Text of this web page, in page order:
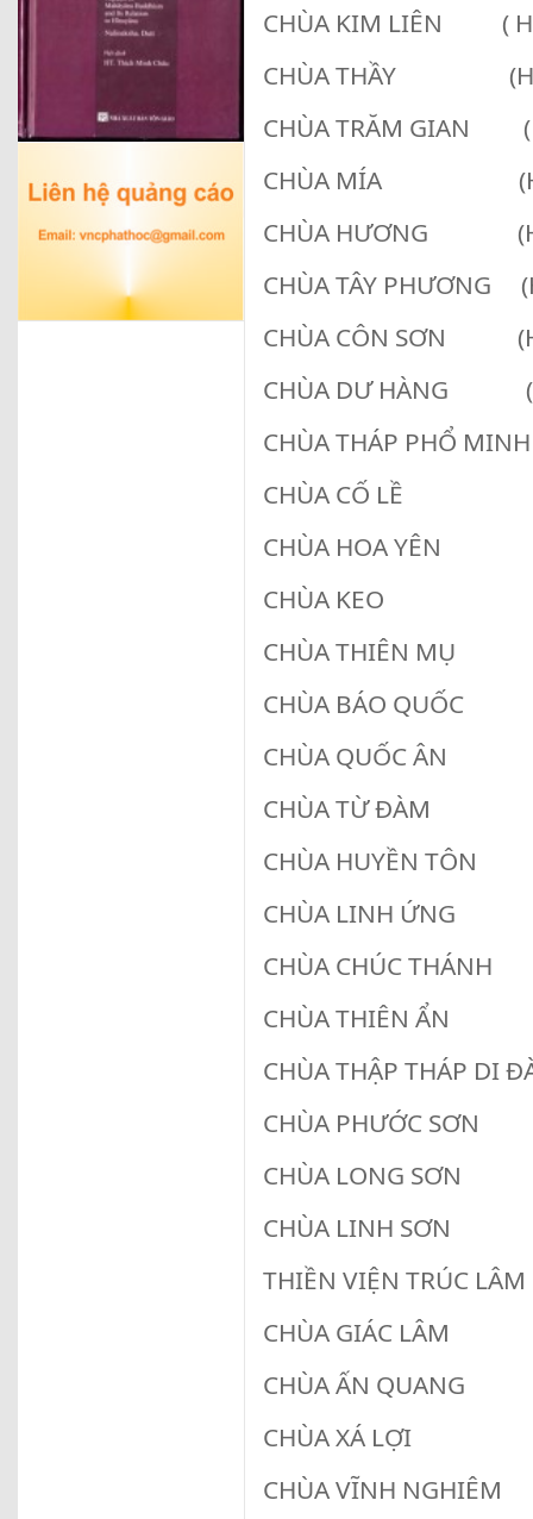
CHÙA KIM LIÊN (
CHÙA THẦY (HÀ
CHÙA TRĂM GIAN
CHÙA MÍA (HÀ
CHÙA HƯƠNG
CHÙA TÂY PHƯƠNG
CHÙA CÔN SƠN
CHÙA DƯ HÀNG
CHÙA THÁP PHỔ
CHÙA CỐ LỀ
CHÙA HOA YÊN
CHÙA KEO (
CHÙA THIÊN MỤ
CHÙA BÁO QUỐC (
CHÙA QUỐC ÂN
CHÙA TỪ ĐÀM
CHÙA HUYỀN TÔN
CHÙA LINH ỨNG
CHÙA CHÚC
CHÙA THIÊN
CHÙA THẬP THÁP
CHÙA PHƯỚC
CHÙA LONG
CHÙA LINH
THIỀN VIỆN
CHÙA GIÁC
CHÙA ẤN
CHÙA XÁ
CHÙA VĨNH